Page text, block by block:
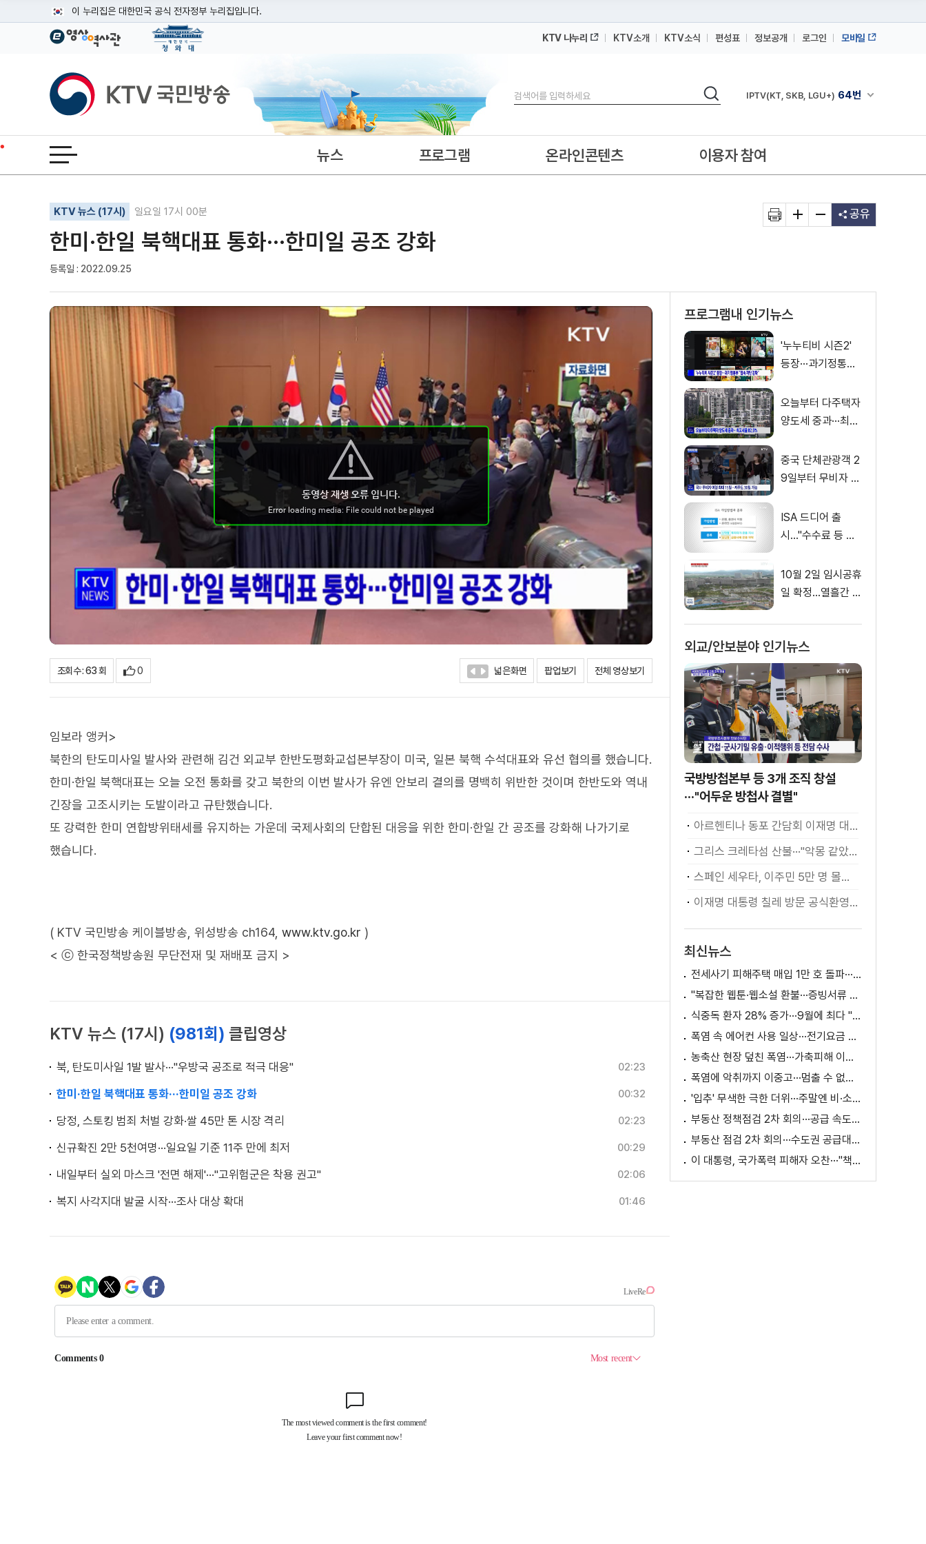
이 누리집은 대한민국 공식 전자정부 누리집입니다.
공식 누리집 주소 확인하기
이밖에 or.kr 또는 .kr등 다른 도메인 주소를 사용하고 있다면 아래 URL에서 도메인 주소를 확인해 보세요
운영중인 공식 누리집보기
KTV 나누리 KTV소개 KTV소식 편성표 정보공개 로그인 모바일
KTV국민방송
검색
검색 채널안내 펼쳐
IPTV(KT, SKB, LGU+) 64번
IPTV(KT, SKB, LGU+)
전체메뉴 열기 뉴스 프로그램 온라인콘텐츠 이용자 참여
KTV 뉴스 (17시) 일요일 17시 00분
한미·한일 북핵대표 통화···한미일 공조 강화
등록일 : 2022.09.25
기사인쇄
글자확대
글자축소 공유
조회수 : 63 회 0 넓은화면 팝업보기 전체 영상보기
임보라 앵커>
북한의 탄도미사일 발사와 관련해 김건 외교부 한반도평화교섭본부장이 미국, 일본 북핵 수석대표와 유선 협의를 했습니다.
한미·한일 북핵대표는 오늘 오전 통화를 갖고 북한의 이번 발사가 유엔 안보리 결의를 명백히 위반한 것이며 한반도와 역내
긴장을 고조시키는 도발이라고 규탄했습니다.
또 강력한 한미 연합방위태세를 유지하는 가운데 국제사회의 단합된 대응을 위한 한미·한일 간 공조를 강화해 나가기로
했습니다.
( KTV 국민방송 케이블방송, 위성방송 ch164, www.ktv.go.kr )
< ⓒ 한국정책방송원 무단전재 및 재배포 금지 >
KTV 뉴스 (17시) (981회) 클립영상
북, 탄도미사일 1발 발사···"우방국 공조로 적극 대응" 02:23
한미·한일 북핵대표 통화···한미일 공조 강화 00:32
당정, 스토킹 범죄 처벌 강화·쌀 45만 톤 시장 격리 02:23
신규확진 2만 5천여명···일요일 기준 11주 만에 최저 00:29
내일부터 실외 마스크 '전면 해제'···"고위험군은 착용 권고" 02:06
복지 사각지대 발굴 시작···조사 대상 확대 01:46
프로그램내 인기뉴스
'누누티비 시즌2'
등장···과기정통부
오늘부터 다주택자
양도세 중과···최고
중국 단체관광객 2
9일부터 무비자 입
ISA 드디어 출
시…"수수료 등 꼼
10월 2일 임시공휴
일 확정…열흘간 황
외교/안보분야 인기뉴스
국방방첩본부 등 3개 조직 창설
···"어두운 방첩사 결별"
아르헨티나 동포 간담회 이재명 대통령 모두발언
그리스 크레타섬 산불···"악몽 같았다" [월드 투데이]
스페인 세우타, 이주민 5만 명 몰려 [월드 투데이]
이재명 대통령 칠레 방문 공식환영식
최신뉴스
전세사기 피해주택 매입 1만 호 돌파···피해 지원 속도
"복잡한 웹툰·웹소설 환불···증빙서류 요구까지"
식중독 환자 28% 증가···9월에 최다 "입추 방심 금물"
폭염 속 에어컨 사용 일상···전기요금 줄이려면?
농축산 현장 덮친 폭염···가축피해 이틀 새 28만 마리↑
폭염에 악취까지 이중고···멈출 수 없는 필수노동
'입추' 무색한 극한 더위···주말엔 비·소나기
부동산 정책점검 2차 회의···공급 속도전 본격화하나
부동산 점검 2차 회의···수도권 공급대책 논의
이 대통령, 국가폭력 피해자 오찬···"책임지고 치유"